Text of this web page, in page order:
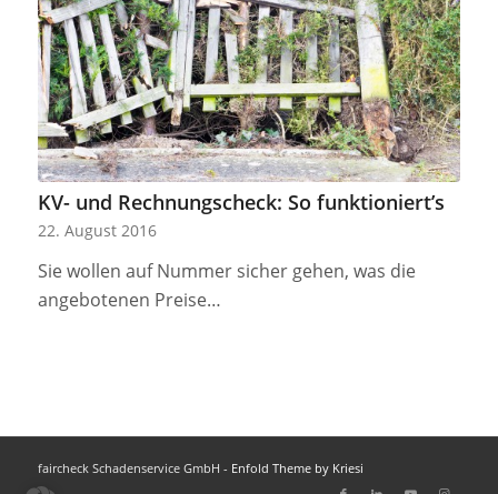
KV- und Rechnungscheck: So funktioniert’s
22. August 2016
Sie wollen auf Nummer sicher gehen, was die
angebotenen Preise…
faircheck Schadenservice GmbH - Enfold Theme by Kriesi